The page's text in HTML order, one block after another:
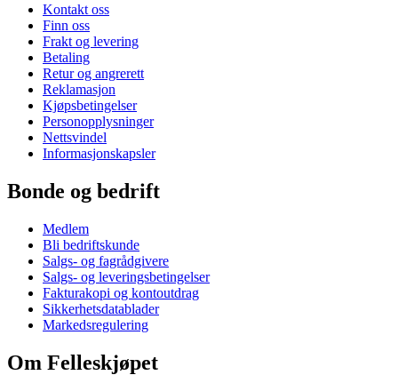
Kontakt oss
Finn oss
Frakt og levering
Betaling
Retur og angrerett
Reklamasjon
Kjøpsbetingelser
Personopplysninger
Nettsvindel
Informasjonskapsler
Bonde og bedrift
Medlem
Bli bedriftskunde
Salgs- og fagrådgivere
Salgs- og leveringsbetingelser
Fakturakopi og kontoutdrag
Sikkerhetsdatablader
Markedsregulering
Om Felleskjøpet